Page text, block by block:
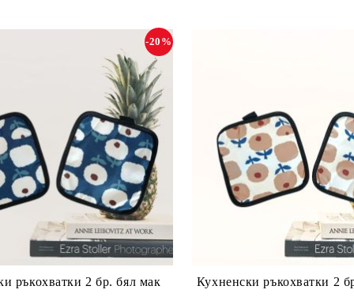
ръкохватки 2 бр. бял мак
-20%
Кухненски ръкохватки 2